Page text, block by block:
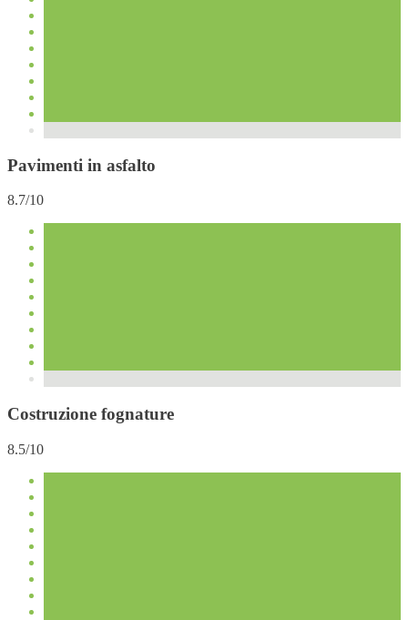
Pavimenti in asfalto
8.7/10
Costruzione fognature
8.5/10